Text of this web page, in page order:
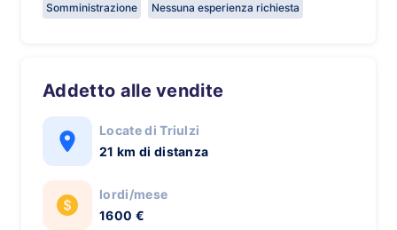
Somministrazione Nessuna esperienza richiesta
Addetto alle vendite
Locate di Triulzi
21 km di distanza
lordi/mese
1600 €